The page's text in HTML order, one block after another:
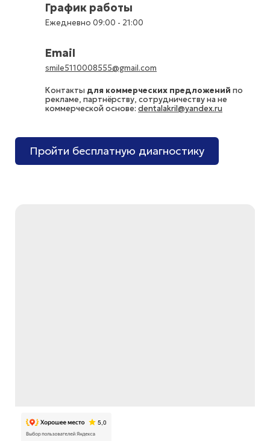
График работы
Ежедневно 09:00 - 21:00
Email
smile5110008555@gmail.com
Контакты для коммерческих предложений по
рекламе, партнёрству, сотрудничеству на не
коммерческой основе: dentalakril@yandex.ru
Пройти бесплатную диагностику